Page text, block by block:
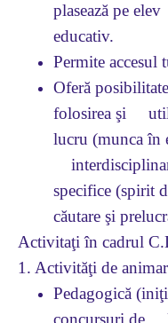
plasează pe
educativ.
Permite
Oferă
folosirea şi
lucru (munca în
specifice (spirit
căutare şi
Activitaţi în cadrul
1. Activităţi de
Pedagogică
concursuri de